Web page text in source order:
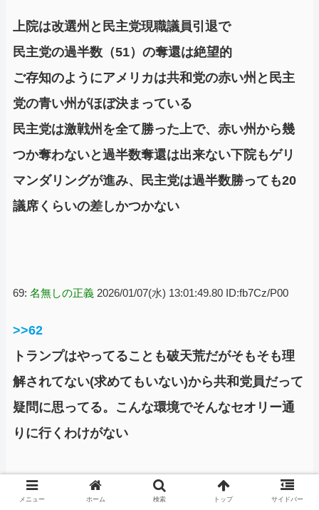
上院は改選州と民主党現職議員引退で
民主党の過半数（51）の奪還は絶望的
ご存知のようにアメリカは共和党の赤い州と民主
党の青い州がほぼ決まっている
民主党は激戦州を全て勝った上で、赤い州から幾
つか奪わないと過半数奪還は出来ない下院もゲリ
マンダリングが進み、民主党は過半数勝っても20
議席くらいの差しかつかない
69: 名無しの正義 2026/01/07(水) 13:01:49.80 ID:fb7Cz/P00
>>62
トランプはやってることも破天荒だがそもそも理
解されてない(求めてもいない)から共和党員だって
疑問に思ってる。こんな環境でそんなセオリー通
りに行くわけがない
メニュー ホーム 検索 トップ サイドバー